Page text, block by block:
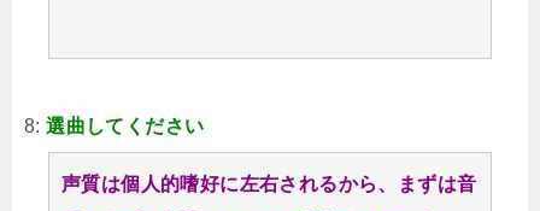
8:選曲してください
声質は個人的嗜好に左右されるから、まずは音